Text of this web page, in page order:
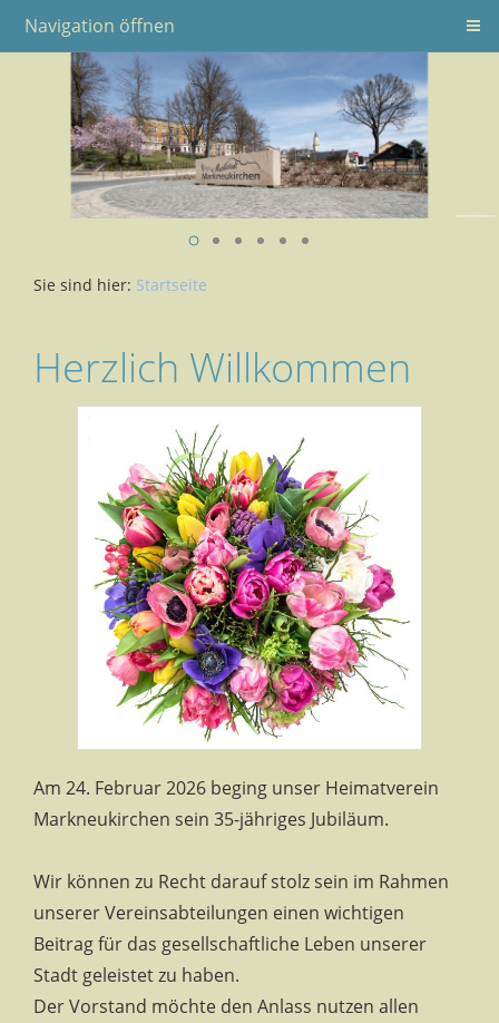
Navigation öffnen
Sie sind hier: Startseite
Herzlich Willkommen
Am 24. Februar 2026 beging unser Heimatverein
Markneukirchen sein 35-jähriges Jubiläum.
Wir können zu Recht darauf stolz sein im Rahmen
unserer Vereinsabteilungen einen wichtigen
Beitrag für das gesellschaftliche Leben unserer
Stadt geleistet zu haben.
Der Vorstand möchte den Anlass nutzen allen